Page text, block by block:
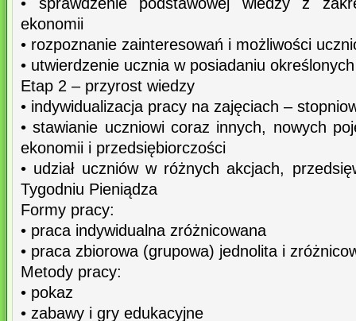
ekonomii
• rozpoznanie zainteresowań i możliwości
• utwierdzenie ucznia w posiadaniu
Etap 2 – przyrost wiedzy
• indywidualizacja pracy na zajęciach –
• stawianie uczniowi coraz innych, nowych
ekonomii i przedsiębiorczości
• udział uczniów w różnych akcjach,
Tygodniu Pieniądza
Formy pracy:
• praca indywidualna zróżnicowana
• praca zbiorowa (grupowa) jednolita i
Metody pracy:
• pokaz
• zabawy i gry edukacyjne